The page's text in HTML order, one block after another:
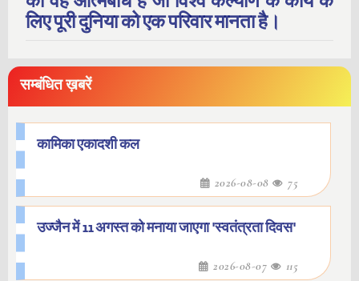
लिए पूरी दुनिया को एक परिवार मानता है।
सम्बंधित ख़बरें
कामिका एकादशी कल
2026-08-08 75
उज्जैन में 11 अगस्त को मनाया जाएगा 'स्वतंत्रता दिवस'
2026-08-07 115